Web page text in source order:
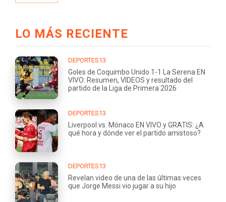
LO MÁS RECIENTE
DEPORTES13
Goles de Coquimbo Unido 1-1 La Serena EN
VIVO: Resumen, VIDEOS y resultado del
partido de la Liga de Primera 2026
DEPORTES13
Liverpool vs. Mónaco EN VIVO y GRATIS: ¿A
qué hora y dónde ver el partido amistoso?
DEPORTES13
Revelan video de una de las últimas veces
que Jorge Messi vio jugar a su hijo